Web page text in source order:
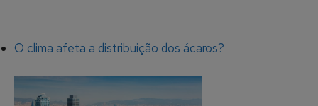
O clima afeta a distribuição dos ácaros?